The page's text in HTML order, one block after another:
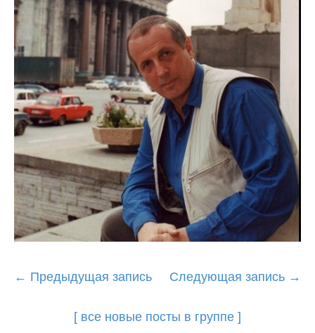
Post
← Предыдущая запись Следующая запись →
[ все новые посты в группе ]